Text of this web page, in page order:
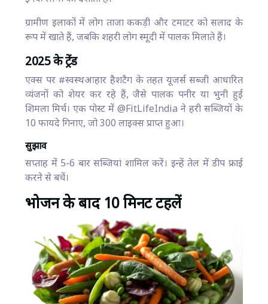
ग्रामीण इलाकों में लोग ताजा ककड़ी और टमाटर को सलाद के
रूप में खाते हैं, जबकि शहरी लोग स्मूदी में पालक मिलाते हैं।
2025 के ट्रेंड
एक्स पर #स्वस्थआहार हैशटैग के तहत यूजर्स सब्जी आधारित
व्यंजनों को शेयर कर रहे हैं, जैसे पालक पनीर या भुनी हुई
शिमला मिर्च। एक पोस्ट में @FitLifeIndia ने हरी सब्जियों के
10 फायदे गिनाए, जो 300 लाइक्स प्राप्त हुआ।
सुझाव
सप्ताह में 5-6 बार सब्जियां शामिल करें। इन्हें तेल में डीप फ्राई
करने से बचें।
भोजन के बाद 10 मिनट टहलें